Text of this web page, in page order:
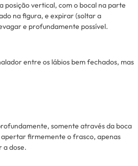
posição vertical, com o bocal na parte
na figura, e expirar (soltar a
e profundamente possível.
entre os lábios bem fechados, mas
somente através da boca
firmemente o frasco, apenas
a dose.